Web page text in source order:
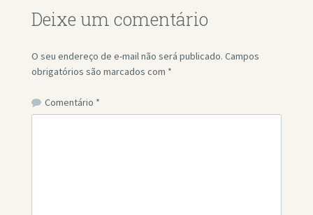
Deixe um comentário
O seu endereço de e-mail não será publicado. Campos
obrigatórios são marcados com *
Comentário *